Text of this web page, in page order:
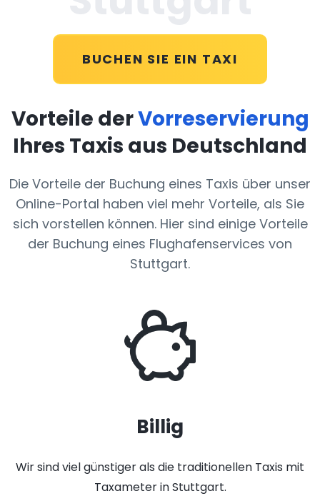
BUCHEN SIE EIN TAXI
Vorteile derVorreservierung
Ihres Taxis aus Deutschland
Die Vorteile der Buchung eines Taxis über unser
Online-Portal haben viel mehr Vorteile, als Sie
sich vorstellen können. Hier sind einige Vorteile
der Buchung eines Flughafenservices von
Stuttgart.
Billig
Wir sind viel günstiger als die traditionellen Taxis mit
Taxameter in Stuttgart.